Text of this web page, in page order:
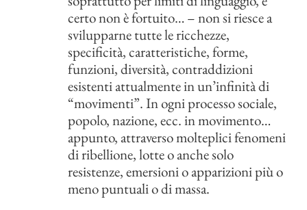
certo non è fortuito… – non si riesce a
svilupparne tutte le ricchezze,
specificità, caratteristiche, forme,
funzioni, diversità, contraddizioni
esistenti attualmente in un’infinità di
“movimenti”. In ogni processo sociale,
popolo, nazione, ecc. in movimento…
appunto, attraverso molteplici fenomeni
di ribellione, lotte o anche solo
resistenze, emersioni o apparizioni più o
meno puntuali o di massa.